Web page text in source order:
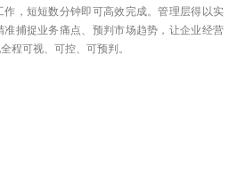
，短短数分钟即可高效完成。管理层得以实
捕捉业务痛点、预判市场趋势，让企业经营
程可视、可控、可预判。